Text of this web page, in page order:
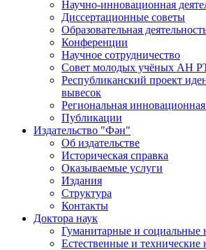
Научно-инновационная
Диссертационные советы
Образовательная
Конференции
Научное сотрудничество
Совет молодых учёных АН
Республиканский проект
вывесок
Региональная
Публикации
Издательство "Фән"
Об издательстве
Историческая справка
Оказываемые услуги
Издания
Структура
Контакты
Доктора наук
Гуманитарные и социальные
Естественные и технические